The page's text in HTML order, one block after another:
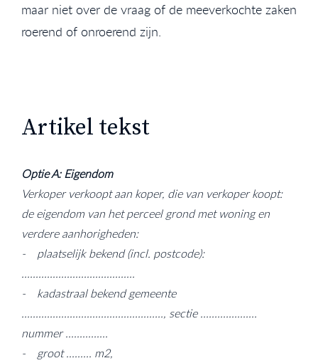
maar niet over de vraag of de meeverkochte zaken
roerend of onroerend zijn.
Artikel tekst
Optie A: Eigendom
Verkoper verkoopt aan koper, die van verkoper koopt:
de eigendom van het perceel grond met woning en
verdere aanhorigheden:
- plaatselijk bekend (incl. postcode):
........................................
- kadastraal bekend gemeente
.................................................., sectie ....................
nummer ...............
- groot ......... m2,